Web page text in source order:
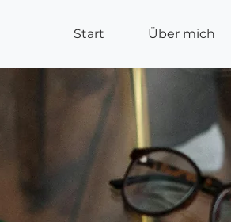
Start Über mich